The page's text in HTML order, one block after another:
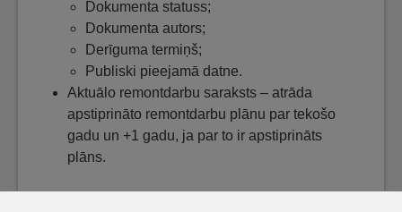
Dokumenta statuss;
Dokumenta autors;
Derīguma termiņš;
Publiski pieejamā datne.
Aktuālo remontdarbu saraksts – atrāda
apstiprināto remontdarbu plānu par tekošo
gadu un +1 gadu, ja par to ir apstiprināts
plāns.